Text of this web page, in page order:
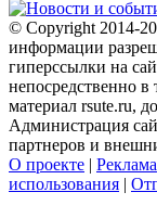
© Copyright 2014-
информации
гиперссылки на
непосредственно
материал rsute.ru,
Администрация
партнеров и
О проекте | Реклама
использования |